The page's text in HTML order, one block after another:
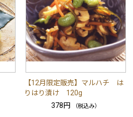
【12月限定販売】マルハチ は
りはり漬け 120g
378円
（税込み）